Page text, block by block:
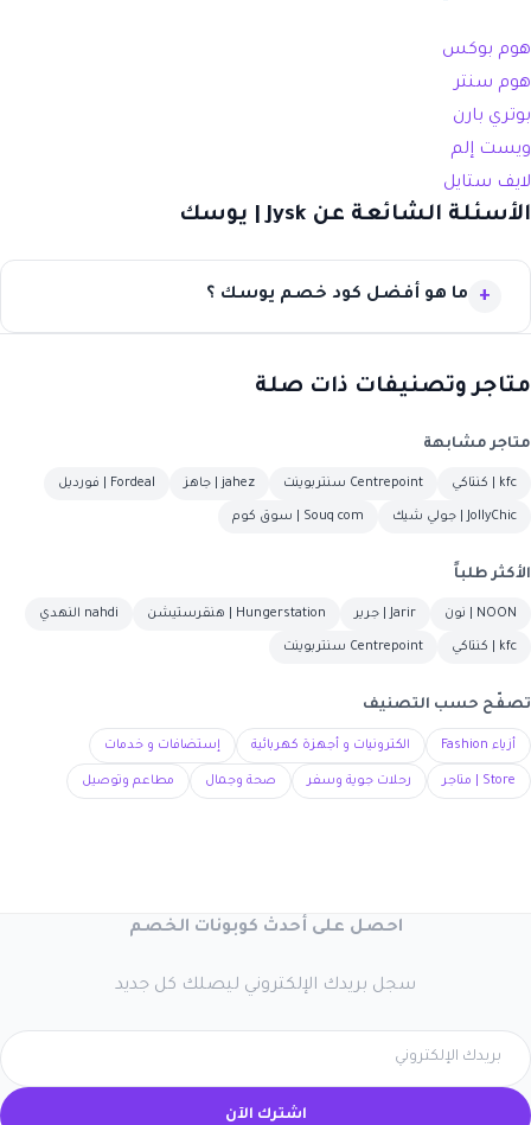
هوم بوكس
هوم سنتر
بوتري بارن
ويست إلم
لايف ستايل
الأسئلة الشائعة عن Jysk | يوسك
ما هو أفضل كود خصم يوسك ؟
متاجر وتصنيفات ذات صلة
متاجر مشابهة
kfc | كنتاكي Centrepoint سنتربوينت jahez | جاهز Fordeal | فورديل
JollyChic | جولي شيك Souq com | سوق كوم
الأكثر طلباً
NOON | نون Jarir | جرير Hungerstation | هنقرستيشن nahdi النهدي
kfc | كنتاكي Centrepoint سنتربوينت
تصفّح حسب التصنيف
أزياء Fashion الكترونيات و أجهزة كهربائية إستضافات و خدمات
Store | متاجر رحلات جوية وسفر صحة وجمال مطاعم وتوصيل
احصل على أحدث كوبونات الخصم
سجل بريدك الإلكتروني ليصلك كل جديد
اشترك الآن